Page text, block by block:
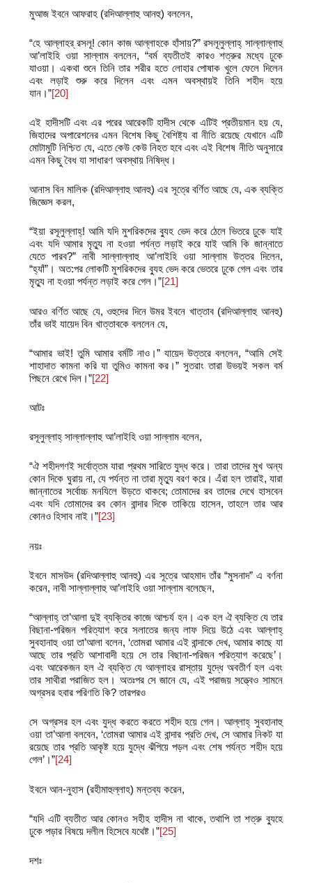
মুআজ ইবনে আফরাহ (রদিআল্লাহু আনহু) বললেন,
“হে আল্লাহর্‌ রসলূ! কোন কাজ আল্লাহকে হাঁসায়?” রসলূলুল্লাহ্‌ সাল্লাল্লাহু
আ’লাইহি ওয়া সাল্লাম বললেন, “বর্ম ব্যতীতই কারও শত্রুর মধ্যে ঢুকে
যাওয়া। একথা শুনে তিনি তার শরীর হতে লোহার পোষাক খুলে ফেলে দিলেন
এবং লড়াই শুরু করে দিলেন এবং এমন অবস্থায়ই তিনি শহীদ হয়ে
যান।”[20]
এই হাদীসটি এবং এর পরের আরেকটি হাদীস থেকে এটিই প্রতীয়মান হয় যে,
জিহাদের অপারেশনের এমন বিশেষ কিছু বৈশিষ্ট্য বা নীতি রয়েছে যেখানে এটি
মোটামুটি নিশ্চিত যে, এতে কেউ কেউ নিহত হবে এবং এই বিশেষ নীতি অনুসারে
এমন কিছু বৈধ যা সাধারণ অবস্থায় নিষিদ্ধ।
আনাস বিন মালিক (রদিআল্লাহু আনহু) এর সূত্রে বর্ণিত আছে যে, এক ব্যক্তি
জিজ্ঞেস করল,
“ইয়া রসূলুল্লাহ্‌! আমি যদি মুশরিকদের ব্যুহ ভেদ করে ঠেলে ভিতরে ঢুকে যাই
এবং যদি আমার মৃত্যু না হওয়া পর্যন্ত লড়াই করে যাই আমি কি জান্নাতে
যেতে পারব?” নাবী সাল্লাল্লাহু আ’লাইহি ওয়া সাল্লাম উত্তর দিলেন,
“হ্যাঁ”। অত:পর লোকটি মুশরিকদের ব্যুহ ভেদ করে ভেতরে ঢুকে গেল এবং তার
মৃত্যু না হওয়া পর্যন্ত লড়াই করে গেল।”[21]
আরও বর্ণিত আছে যে, ওহুদের দিনে উমর ইবনে খাত্তাব (রদিআল্লাহু আনহু)
তাঁর ভাই যায়েদ বিন খাত্তাবকে বললেন যে,
“আমার ভাই! তুমি আমার বর্মটি নাও।” যায়েদ উত্তরে বললেন, “আমি সেই
শাহাদাত কামনা করি যা তুমিও কামনা কর।” সুতরাং তারা উভয়ই সকল বর্ম
পিছনে রেখে দিল।”[22]
আটঃ
রসূলুল্লাহ্‌ সাল্লাল্লাহু আ’লাইহি ওয়া সাল্লাম বলেন,
“ঐ শহীদগণই সর্বোত্তম যারা প্রথম সারিতে যুদ্ধ করে। তারা তাদের মুখ অন্য
কোন দিকে ঘুরায় না, যে পর্যন্ত না তারা মৃত্যু বরণ করে। এঁরা হল তারাই, যারা
জান্নাতের সর্বোচ্চ মনযিলে উড়তে থাকবে; তোমাদের রব তাদের দেখে হাসবেন
এবং যদি তোমাদের রব কোন বান্দার দিকে তাকিয়ে হাসেন, তাহলে তার আর
কোনও হিসাব নাই।”[23]
নয়ঃ
ইবনে মাসউদ (রদিআল্লাহু আনহু) এর সূত্রে আহমাদ তাঁর “মুসনাদ” এ বর্ণনা
করেন, নাবী সাল্লাল্লাহু আ’লাইহি ওয়া সাল্লাম বলেছেন,
“আল্লাহ্‌ তা’আলা দুই ব্যক্তির কাজে আশ্চর্য হন। এক হল ঐ ব্যক্তি যে তার
বিছানা-পরিজন পরিত্যাগ করে সলাতের জন্য লাফ দিয়ে উঠে এবং আল্লাহ্‌
সুবহানাহু ওয়া তা’আলা বলেন, ‘তোমরা আমার এই বান্দাকে দেখ, আমার কাছে যা
আছে তার প্রতি আশাবাদী হয়ে সে তার বিছানা-পরিজন পরিত্যাগ করেছে’।
এবং আরেকজন হল ঐ ব্যক্তি যে আল্লাহর রাস্তায় যুদ্ধে অবতীর্ণ হল এবং
তার সাথীরা পরাজিত হল। অতঃপর সে জানে যে, এই পরাজয় সত্ত্বেও সামনে
অগ্রসর হবার পরিণতি কি? তারপরও
সে অগ্রসর হল এবং যুদ্ধ করতে করতে শহীদ হয়ে গেল। আল্লাহ্‌ সুবহানাহু
ওয়া তা’আলা বলবেন, ‘তোমরা আমার এই বান্দার প্রতি দেখ, সে আমার নিকট যা
রয়েছে তার প্রতি আকৃষ্ট হয়ে যুদ্ধে ঝঁপিয়ে পড়ল এবং শেষ পর্যন্ত শহীদ হয়ে
গেল’।”[24]
ইবনে আন-নুহাস (রহীমাহুল্লাহ) মন্তব্য করেন,
“যদি এটি ব্যতীত আর কোনও সহীহ হাদীস না থাকে, তথাপি তা শত্রু ব্যুহে
ঢুকে পড়ার বিষয়ে দলীল হিসেবে যথেষ্ট।”[25]
দশঃ